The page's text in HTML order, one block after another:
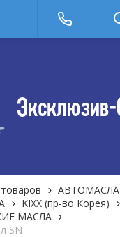
АВТОМАСЛА
KIXX (пр-во Корея)
МАСЛА
SN